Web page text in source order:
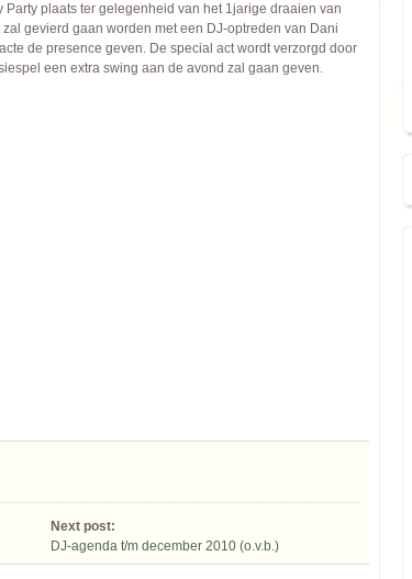
Party plaats ter gelegenheid van het 1jarige draaien van
gevierd gaan worden met een DJ-optreden van Dani
de presence geven. De special act wordt verzorgd door
een extra swing aan de avond zal gaan geven.
Next post:
DJ-agenda t/m december 2010 (o.v.b.)